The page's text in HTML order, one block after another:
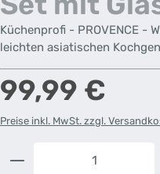
Küchenprofi - PROVENCE -
leichten asiatischen
Regulärer Preis:
99,99 €
Preise inkl. MwSt. zzgl.
Produkt Anzahl: